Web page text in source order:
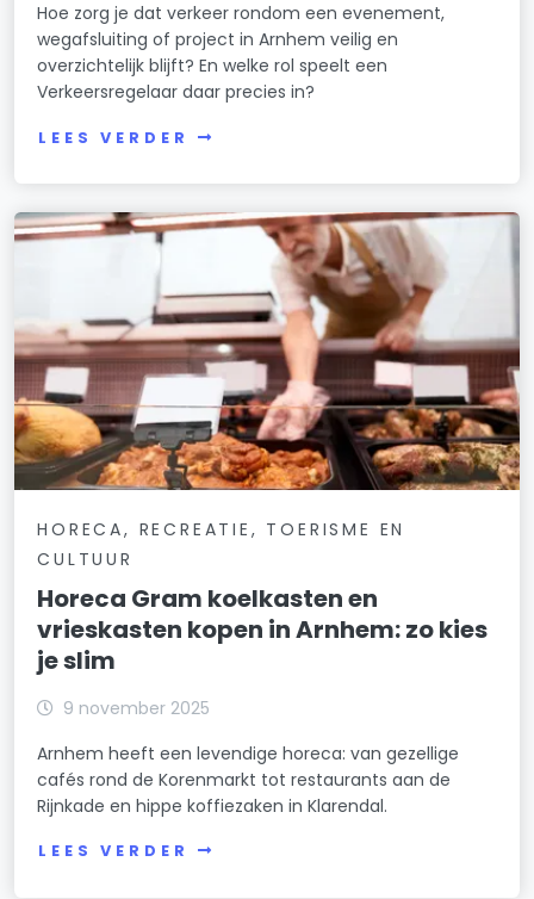
Hoe zorg je dat verkeer rondom een evenement,
wegafsluiting of project in Arnhem veilig en
overzichtelijk blijft? En welke rol speelt een
Verkeersregelaar daar precies in?
LEES VERDER
HORECA, RECREATIE, TOERISME EN
CULTUUR
Horeca Gram koelkasten en
vrieskasten kopen in Arnhem: zo kies
je slim
9 november 2025
Arnhem heeft een levendige horeca: van gezellige
cafés rond de Korenmarkt tot restaurants aan de
Rijnkade en hippe koffiezaken in Klarendal.
LEES VERDER